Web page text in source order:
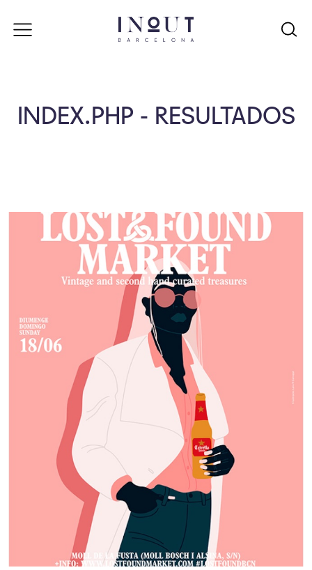
INDEX.PHP - RESULTADOS